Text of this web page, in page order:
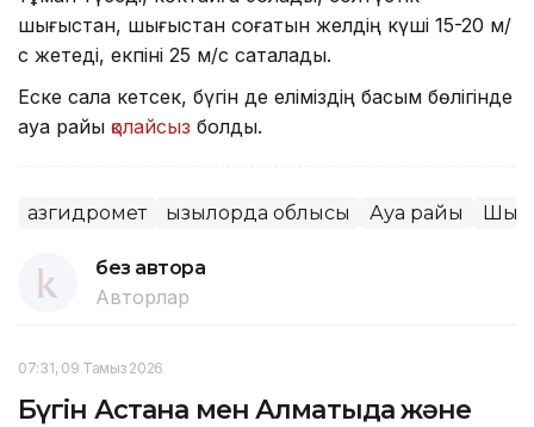
шығыстан, шығыстан соғатын желдің күші 15-20 м/
с жетеді, екпіні 25 м/с сақталады.
Еске сала кетсек, бүгін де еліміздің басым бөлігінде
ауа райы қолайсыз болды.
Қазгидромет Қызылорда облысы Ауа райы
без автора
Авторлар
07:31, 09 Тамыз 2026
Бүгін Астана мен Алматыда және